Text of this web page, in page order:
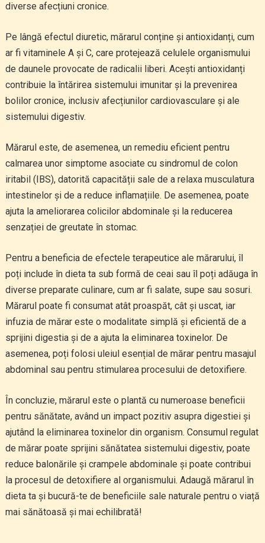
diverse afecțiuni cronice.
Pe lângă efectul diuretic, mărarul conține și antioxidanți, cum
ar fi vitaminele A și C, care protejează celulele organismului
de daunele provocate de radicalii liberi. Acești antioxidanți
contribuie la întărirea sistemului imunitar și la prevenirea
bolilor cronice, inclusiv afecțiunilor cardiovasculare și ale
sistemului digestiv.
Mărarul este, de asemenea, un remediu eficient pentru
calmarea unor simptome asociate cu sindromul de colon
iritabil (IBS), datorită capacității sale de a relaxa musculatura
intestinelor și de a reduce inflamațiile. De asemenea, poate
ajuta la ameliorarea colicilor abdominale și la reducerea
senzației de greutate în stomac.
Pentru a beneficia de efectele terapeutice ale mărarului, îl
poți include în dieta ta sub formă de ceai sau îl poți adăuga în
diverse preparate culinare, cum ar fi salate, supe sau sosuri.
Mărarul poate fi consumat atât proaspăt, cât și uscat, iar
infuzia de mărar este o modalitate simplă și eficientă de a
sprijini digestia și de a ajuta la eliminarea toxinelor. De
asemenea, poți folosi uleiul esențial de mărar pentru masajul
abdominal sau pentru stimularea procesului de detoxifiere.
În concluzie, mărarul este o plantă cu numeroase beneficii
pentru sănătate, având un impact pozitiv asupra digestiei și
ajutând la eliminarea toxinelor din organism. Consumul regulat
de mărar poate sprijini sănătatea sistemului digestiv, poate
reduce balonările și crampele abdominale și poate contribui
la procesul de detoxifiere al organismului. Adaugă mărarul în
dieta ta și bucură-te de beneficiile sale naturale pentru o viață
mai sănătoasă și mai echilibrată!